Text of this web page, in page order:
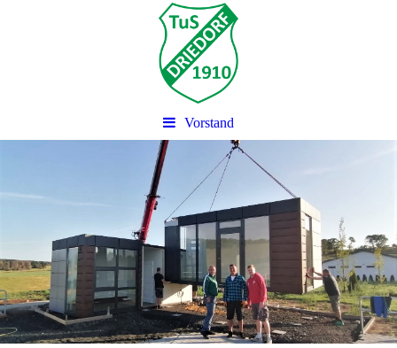
Vorstand
EINE LIEBE - EIN VEREIN